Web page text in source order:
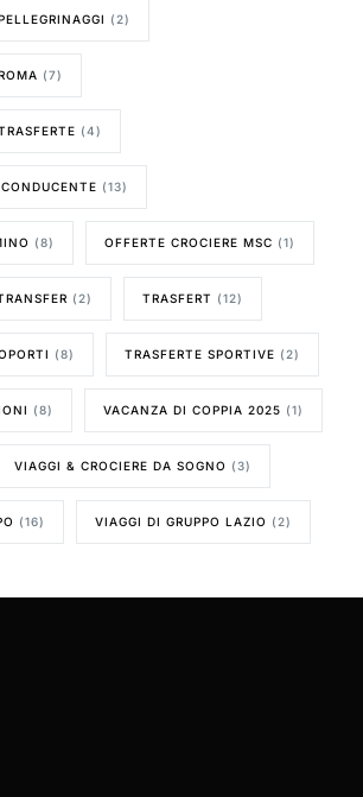
(2)
(7)
(4)
(13)
(8) OFFERTE CROCIERE MSC (1)
(2) TRASFERT (12)
(8) TRASFERTE SPORTIVE (2)
(8) VACANZA DI COPPIA 2025 (1)
VIAGGI & CROCIERE DA SOGNO (3)
(16) VIAGGI DI GRUPPO LAZIO (2)